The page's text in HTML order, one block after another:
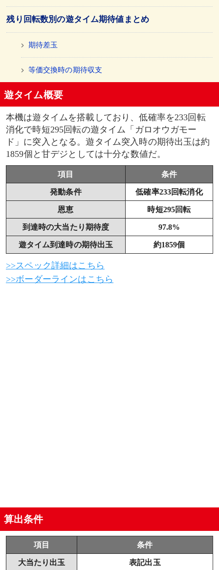
残り回転数別の遊タイム期待値まとめ
期待差玉
等価交換時の期待収支
遊タイム概要
本機は遊タイムを搭載しており、低確率を233回転
消化で時短295回転の遊タイム「ガロオウガモー
ド」に突入となる。遊タイム突入時の期待出玉は約
1859個と甘デジとしては十分な数値だ。
項目 条件
発動条件 低確率233回転消化
恩恵 時短295回転
到達時の大当たり期待度 97.8%
遊タイム到達時の期待出玉 約1859個
>>スペック詳細はこちら
>>ボーダーラインはこちら
算出条件
項目 条件
大当たり出玉 表記出玉